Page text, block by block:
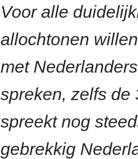
Voor alle
allochtonen
met
spreken, zelfs de
spreekt nog
gebrekkig